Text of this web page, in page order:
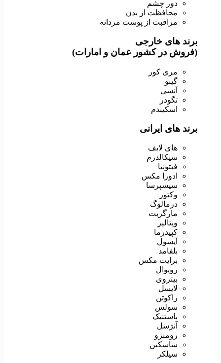
دور چشم
محافظت از بدن
مراقبت از پوست مردانه
برند های خارجی
(فروش در کشور عمان و امارات)
مری کور
گینو
آنسی
تگودر
اسکیندم
برند های ایرانی
های لایف
سیکالدرم
فیتونیا
ادورا مکس
سیسپرسا
وکتور
درمالوگ
مارگریت
ویتالیر
کپیدرما
آیسول
بلفامد
برایت مکس
رویوال
بیتروی
لایسل
راکوتن
سولس
باستنیک
آنژسل
رومنزو
ساسکین
سیلکر